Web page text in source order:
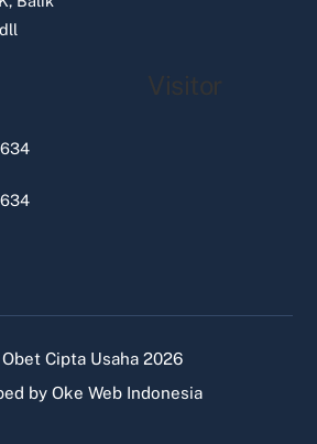
Visitor
Obet Cipta Usaha 2026
by Oke Web Indonesia